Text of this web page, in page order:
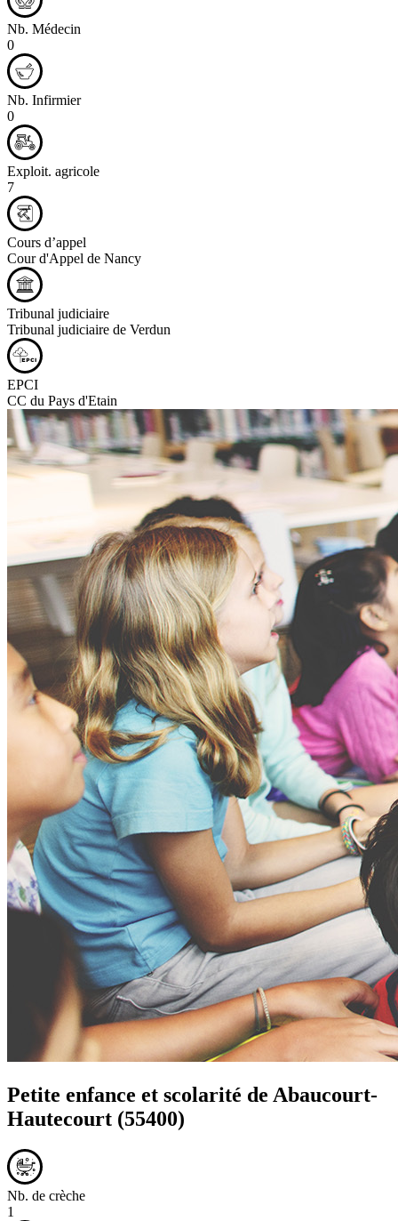
Nb. Médecin
0
Nb. Infirmier
0
Exploit. agricole
7
Cours d’appel
Cour d'Appel de Nancy
Tribunal judiciaire
Tribunal judiciaire de Verdun
EPCI
CC du Pays d'Etain
Petite enfance et scolarité de Abaucourt-
Hautecourt (55400)
Nb. de crèche
1